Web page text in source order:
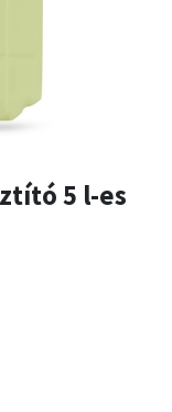
5 l-es